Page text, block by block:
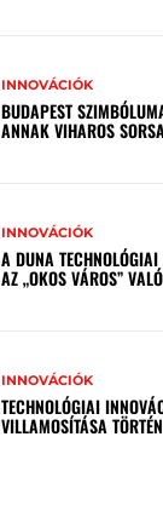
INNOVÁCIÓK
BUDAPEST
ANNAK VIHAROS
INNOVÁCIÓK
A DUNA
AZ „OKOS VÁROS”
INNOVÁCIÓK
TECHNOLÓGIAI
VILLAMOSÍTÁSA